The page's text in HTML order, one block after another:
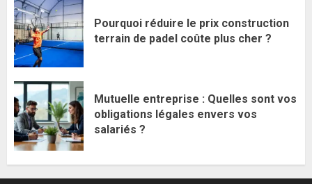
Pourquoi réduire le prix construction
terrain de padel coûte plus cher ?
Mutuelle entreprise : Quelles sont vos
obligations légales envers vos
salariés ?